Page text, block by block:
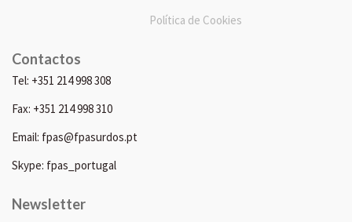
Política de Cookies
Contactos
Tel: +351 214 998 308
Fax: +351 214 998 310
Email: fpas@fpasurdos.pt
Skype: fpas_portugal
Newsletter